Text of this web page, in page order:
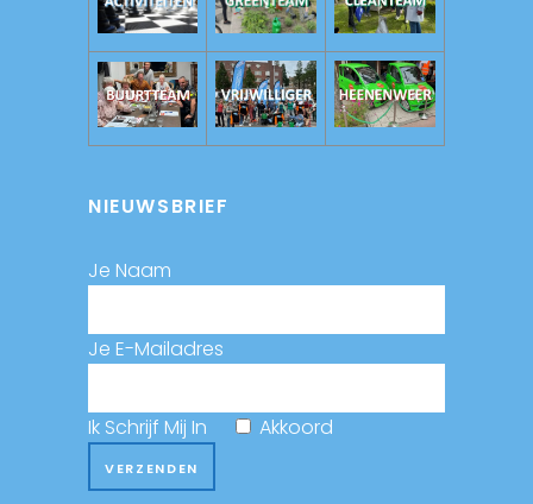
NIEUWSBRIEF
Je Naam
Je E-Mailadres
Ik Schrijf Mij In Akkoord